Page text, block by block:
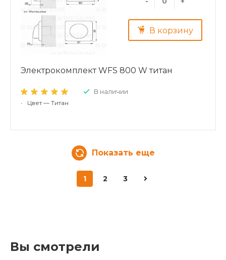
В корзину
Электрокомплект WFS 800 W титан
В наличии
• Цвет — Титан
Показать еще
1 2 3
Вы смотрели